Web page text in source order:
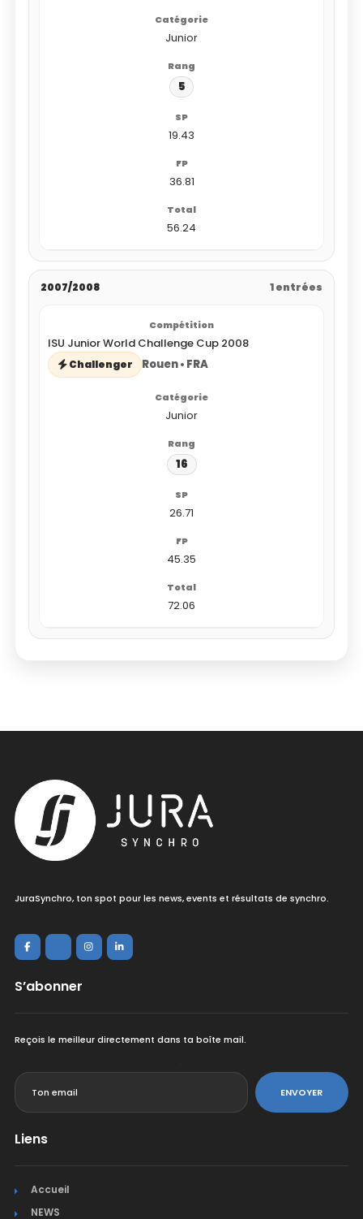
Junior
5
19.43
36.81
56.24
2007/2008 1 entrées
ISU Junior World Challenge Cup 2008
Challenger Rouen • FRA
Junior
16
26.71
45.35
72.06
JuraSynchro, ton spot pour les news, events et résultats de synchro.
S’abonner
Reçois le meilleur directement dans ta boîte mail.
ENVOYER
Liens
Accueil
NEWS